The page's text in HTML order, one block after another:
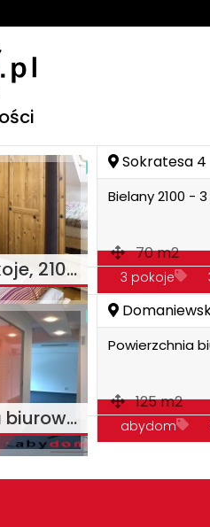
Bielany 3 pokoje, 2100
Sokratesa 4
Bielany 2100 -
70 m2
3 pokoje
Mieszkanie
Powierzchnia biurowa 125m2 Warszawa ul. Domaniewska
Powierzchnia
125 m2
abydom